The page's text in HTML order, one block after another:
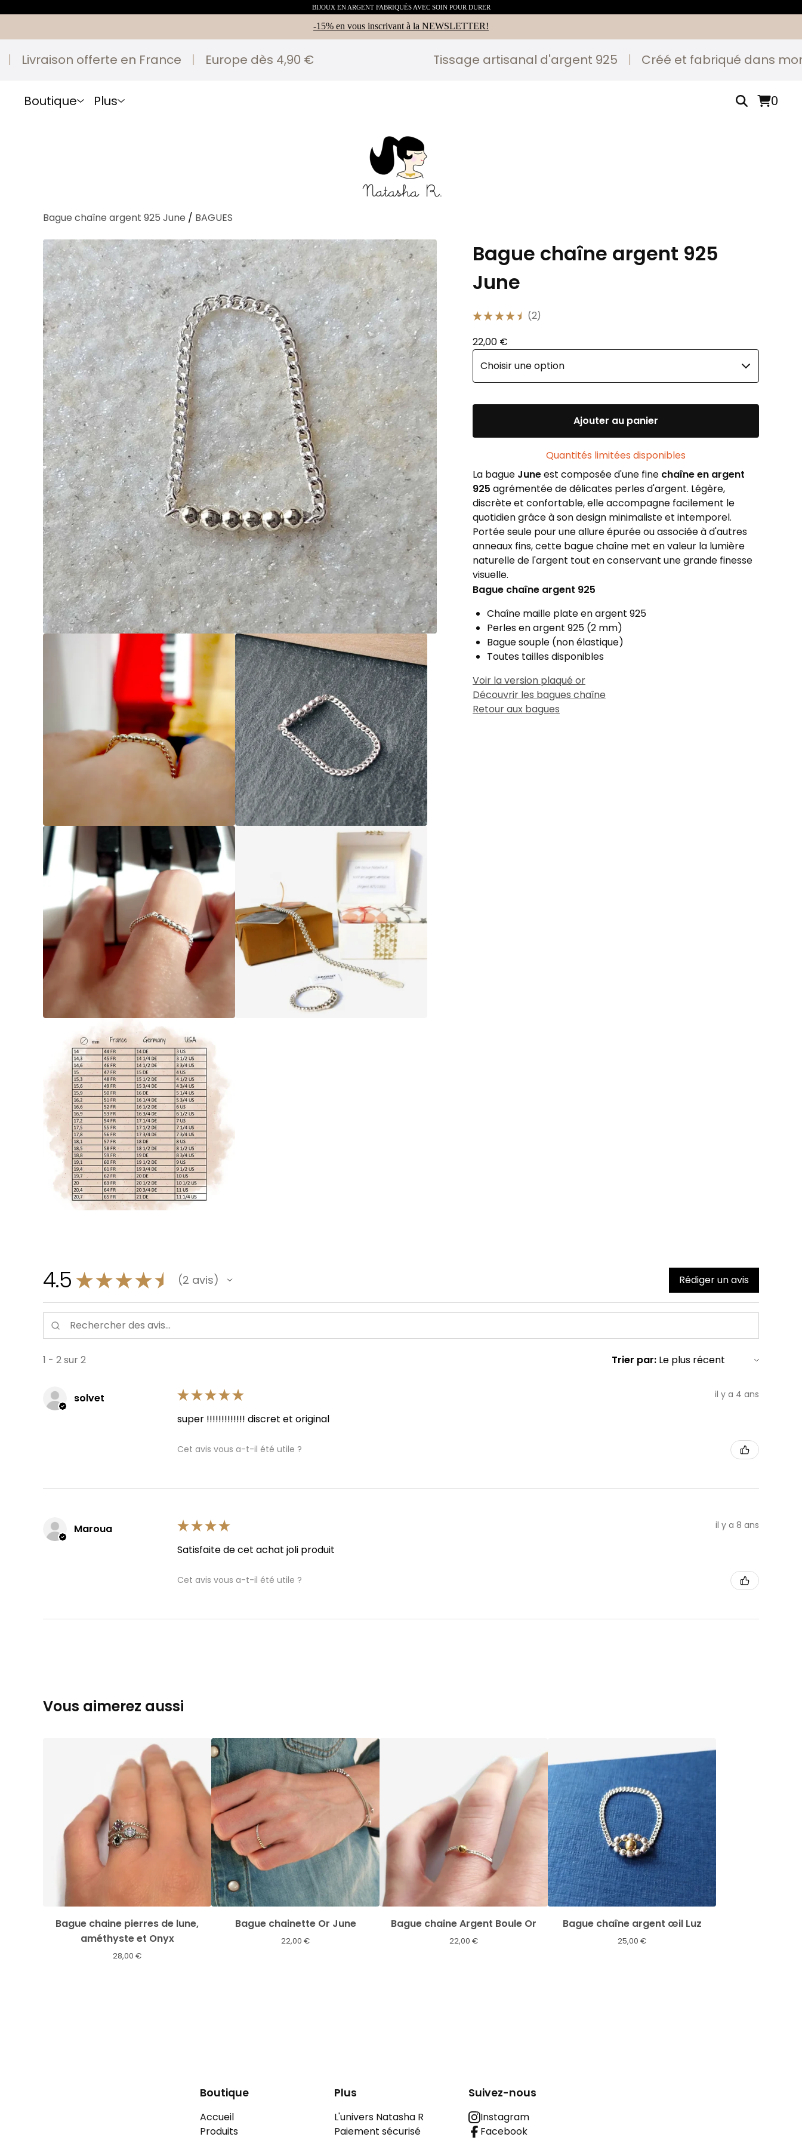
BIJOUX EN ARGENT FABRIQUÉS AVEC SOIN POUR DURER
-15% en vous inscrivant à la NEWSLETTER!
offerte en France | Europe dès 4,90 € Tissage artisanal d'argent 925 | Créé et fabriqué dans mon
Boutique Plus 0
Bague chaîne argent 925 June / BAGUES
Bague chaîne argent 925
June
★★ ★★ ★ 2
2
22,00 €
Ajouter au panier
Quantités limitées disponibles
La bague Juneest composée d'une fine chaîne en argent
925 agrémentée de délicates perles d'argent. Légère,
discrète et confortable, elle accompagne facilement le
quotidien grâce à son design minimaliste et intemporel.
Portée seule pour une allure épurée ou associée à d'autres
anneaux fins, cette bague chaîne met en valeur la lumière
naturelle de l'argent tout en conservant une grande finesse
visuelle.
Bague chaîne argent 925
Chaîne maille plate en argent 925
Perles en argent 925 (2 mm)
Bague souple (non élastique)
Toutes tailles disponibles
Voir la version plaqué or
Découvrir les bagues chaîne
Retour aux bagues
4.5 ★★★★★ 2 avis
2 Rédiger un avis
1 - 2 sur 2 Trier par:
solvet ★★★★★ il y a 4 ans
super !!!!!!!!!!!!! discret et original
Cet avis vous a-t-il été utile ?
Maroua ★★★★ il y a 8 ans
Satisfaite de cet achat joli produit
Cet avis vous a-t-il été utile ?
Vous aimerez aussi
Bague chaine pierres de lune,
améthyste et Onyx
28,00 €
Bague chainette Or June
22,00 €
Bague chaine Argent Boule Or
22,00 €
Bague chaîne argent œil Luz
25,00 €
Boutique
Accueil
Produits
Plus
L'univers Natasha R
Paiement sécurisé
Suivez-nous
Instagram
Facebook